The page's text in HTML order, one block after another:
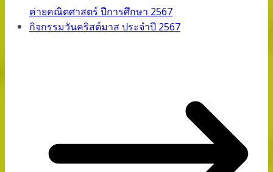
ค่ายคณิตศาสตร์ ปีการศึกษา 2567
กิจกรรมวันคริสต์มาส ประจำปี 2567